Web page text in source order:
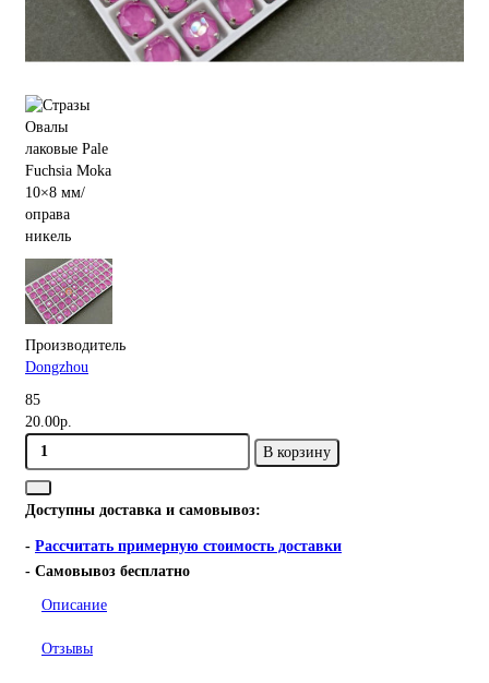
Производитель
Dongzhou
85
20.00р.
В корзину
Доступны доставка и самовывоз:
- Рассчитать примерную стоимость доставки
- Самовывоз бесплатно
Описание
Отзывы